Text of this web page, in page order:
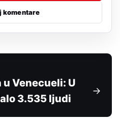
komentare
Venecueli: U
3.535 ljudi